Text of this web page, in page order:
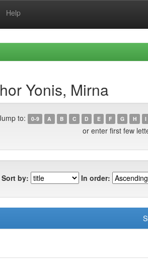
Help
Yonis, Mirna
to: 0-9 A B C D E F G H I
or enter first few
Sort by: In order: